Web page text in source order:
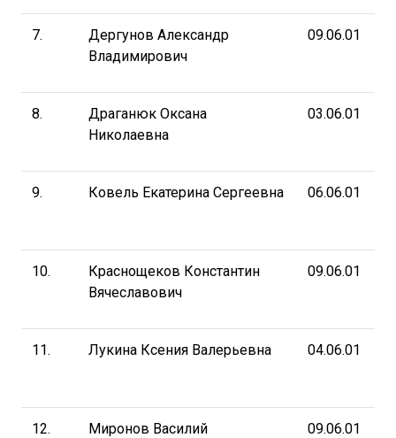
7.
Дергунов Александр
Владимирович
09.06.01
8.
Драганюк Оксана
Николаевна
03.06.01
9. Ковель Екатерина Сергеевна 06.06.01
10.
Краснощеков Константин
Вячеславович
09.06.01
11. Лукина Ксения Валерьевна 04.06.01
12.
Миронов Василий
09.06.01